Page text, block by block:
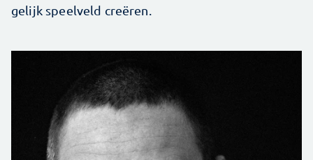
gelijk speelveld creëren.